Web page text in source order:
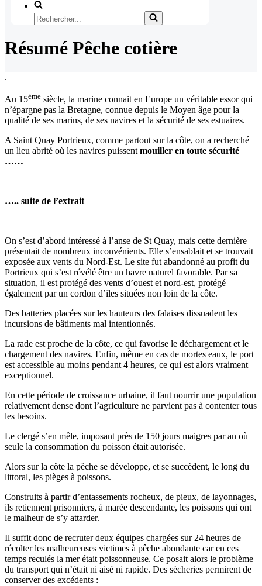
Rechercher...
Résumé Pêche cotière
.
Au 15ème siècle, la marine connait en Europe un véritable essor qui
n’épargne pas la Bretagne, connue depuis le Moyen âge pour la
qualité de ses marins, de ses navires et la sécurité de ses estuaires.
A Saint Quay Portrieux, comme partout sur la côte, on a recherché
un lieu abrité où les navires puissent mouiller en toute sécurité
……
….. suite de l’extrait
On s’est d’abord intéressé à l’anse de St Quay, mais cette dernière
présentait de nombreux inconvénients. Elle s’ensablait et se trouvait
exposée aux vents du Nord-Est. Le site fut abandonné au profit du
Portrieux qui s’est révélé être un havre naturel favorable. Par sa
situation, il est protégé des vents d’ouest et nord-est, protégé
également par un cordon d’iles situées non loin de la côte.
Des batteries placées sur les hauteurs des falaises dissuadent les
incursions de bâtiments mal intentionnés.
La rade est proche de la côte, ce qui favorise le déchargement et le
chargement des navires. Enfin, même en cas de mortes eaux, le port
est accessible au moins pendant 4 heures, ce qui est alors vraiment
exceptionnel.
En cette période de croissance urbaine, il faut nourrir une population
relativement dense dont l’agriculture ne parvient pas à contenter tous
les besoins.
Le clergé s’en mêle, imposant près de 150 jours maigres par an où
seule la consommation du poisson était autorisée.
Alors sur la côte la pêche se développe, et se succèdent, le long du
littoral, les pièges à poissons.
Construits à partir d’entassements rocheux, de pieux, de layonnages,
ils retiennent prisonniers, à marée descendante, les poissons qui ont
le malheur de s’y attarder.
Il suffit donc de recruter deux équipes chargées sur 24 heures de
récolter les malheureuses victimes à pêche abondante car en ces
temps reculés la mer était poissonneuse. Ce posait alors le problème
du transport qui n’était ni aisé ni rapide. Des sècheries permirent de
conserver des excédents :